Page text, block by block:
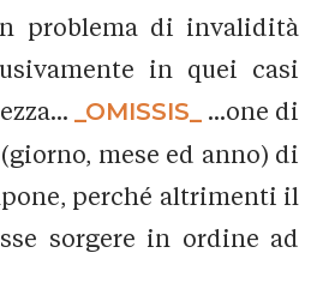
problema di invalidità
in quei casi
_OMISSIS_
...one di
mese ed anno) di
perché altrimenti il
sorgere in ordine ad